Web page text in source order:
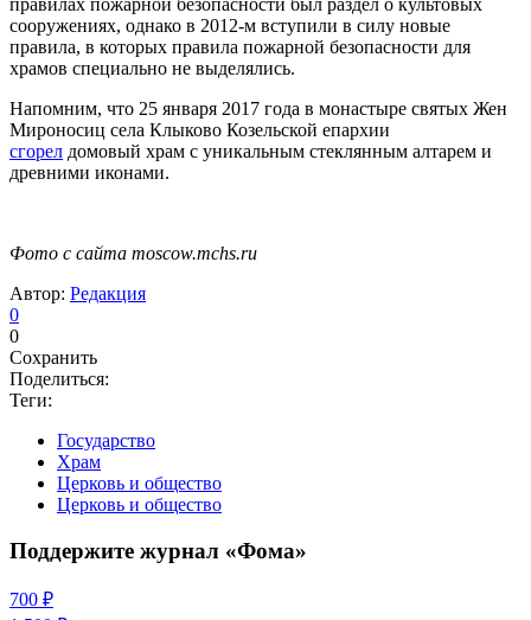
сооружениях, однако в 2012-м вступили в силу новые
правила, в которых правила пожарной безопасности для
храмов специально не выделялись.
Напомним, что 25 января 2017 года в монастыре святых Жен
Мироносиц села Клыково Козельской епархии
сгорел домовый храм с уникальным стеклянным алтарем и
древними иконами.
Фото с сайта moscow.mchs.ru
Автор: Редакция
0
0
Сохранить
Поделиться:
Теги:
Государство
Храм
Церковь и общество
Церковь и общество
Поддержите журнал «Фома»
700 ₽